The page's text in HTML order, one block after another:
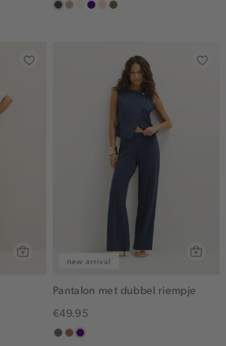
chocozandwit,indigo
pinkgroen,
new arrival
Pantalon met dubbel riempje
€49.95
middenbruin
terracotta
indigo